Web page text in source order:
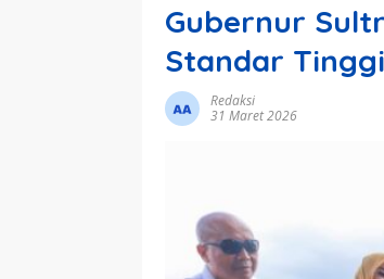
Gubernur
Standar
Redaksi
31 Maret 2026